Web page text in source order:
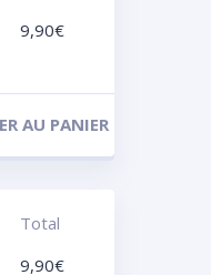
9,90€
AU PANIER
Total
9,90€